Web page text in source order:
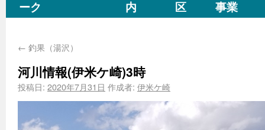
ーク
内
区
事業
← 釣果（湯沢）
河川情報(伊米ケ崎)3時
投稿日: 2020年7月31日 作成者: 伊米ケ崎